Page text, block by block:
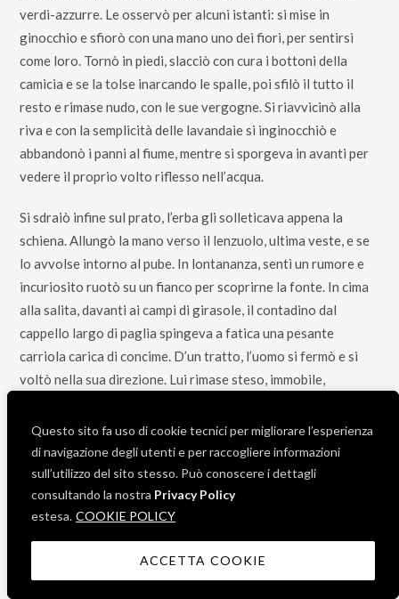
Questo sito fa uso di cookie tecnici per migliorare l’esperienza
di navigazione degli utenti e per raccogliere informazioni
sull’utilizzo del sito stesso. Può conoscere i dettagli
consultando la nostra Privacy Policy
estesa. COOKIE POLICY
ACCETTA COOKIE
verdi-azzurre. Le osservò per alcuni istanti: si mise in
ginocchio e sfiorò con una mano uno dei fiori, per sentirsi
come loro. Tornò in piedi, slacciò con cura i bottoni della
camicia e se la tolse inarcando le spalle, poi sfilò il tutto il
resto e rimase nudo, con le sue vergogne. Si riavvicinò alla
riva e con la semplicità delle lavandaie si inginocchiò e
abbandonò i panni al fiume, mentre si sporgeva in avanti per
vedere il proprio volto riflesso nell’acqua.
Si sdraiò infine sul prato, l’erba gli solleticava appena la
schiena. Allungò la mano verso il lenzuolo, ultima veste, e se
lo avvolse intorno al pube. In lontananza, sentì un rumore e
incuriosito ruotò su un fianco per scoprirne la fonte. In cima
alla salita, davanti ai campi di girasole, il contadino dal
cappello largo di paglia spingeva a fatica una pesante
carriola carica di concime. D’un tratto, l’uomo si fermò e si
voltò nella sua direzione. Lui rimase steso, immobile,
contadino. Sotto il cappello di paglia poteva sentire lo
sgomento di un uomo che aveva appena visto un miracolo:
sdraiato in quel prato, coperto nelle grazie da un lenzuolo di
lino, c’era un cristo nel giorno della resurrezione.
Lorenza Sabatino